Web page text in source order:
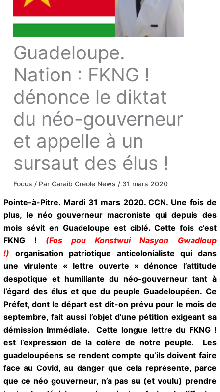
Guadeloupe.
Nation : FKNG !
dénonce le diktat
du néo-
gouverneur et
appelle à un
sursaut des élus !
Focus/ ParCaraib Creole News/ 31 mars 2020
Pointe-à-Pitre. Mardi 31 mars 2020. CCN. Une fois
de plus, le néo gouverneur macroniste qui depuis
des mois sévit en Guadeloupe est ciblé. Cette fois
c’est FKNG !(Fos pou Konstwui Nasyon Gwadloup
!)organisation patriotique anticolonialiste qui dans
une virulente « lettre ouverte » dénonce l’attitude
despotique et humiliante du néo-gouverneur tant à
l’égard des élus et que du peuple Guadeloupéen. Ce
Préfet, dont le départ est dit-on prévu pour le mois
de septembre, fait aussi l’objet d’une pétition
exigeant sa démission Immédiate. Cette longue
lettre du FKNG ! est l’expression de la colère de notre
peuple. Les guadeloupéens se rendent compte
qu’ils doivent faire face au Covid, au danger que cela